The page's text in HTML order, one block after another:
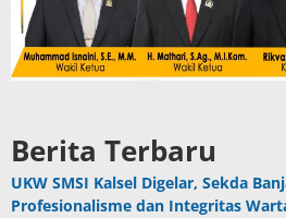
Berita Terbaru
UKW SMSI Kalsel Digelar, Sekda
Profesionalisme dan Integritas